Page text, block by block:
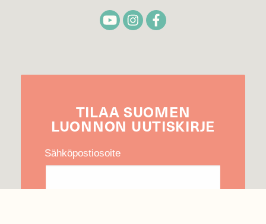
TILAA SUOMEN
LUONNON UUTIS­KIRJE
Sähköpostiosoite